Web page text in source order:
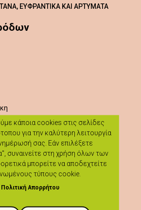
ΕΥΦΡΑΝΤΙΚΆ ΚΑΙ ΑΡΤΎΜΑΤΑ
Τριανταφύλλου 12
κάποια cookies στις σελίδες
για την καλύτερη λειτουργία
σας. Εάν επιλέξετε
συναινείτε στη χρήση όλων των
μπορείτε να αποδεχτείτε
τύπους cookie.
Πολιτική Απορρήτου